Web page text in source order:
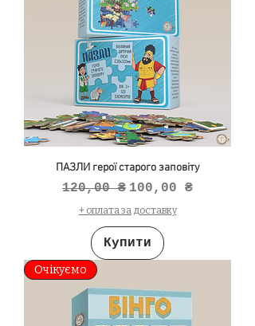
ПАЗЛИ герої старого заповіту
Звичайна ціна
120,00 ₴ За розпродажем
100,00 ₴
+ оплата за доставку
Купити
Очікуємо